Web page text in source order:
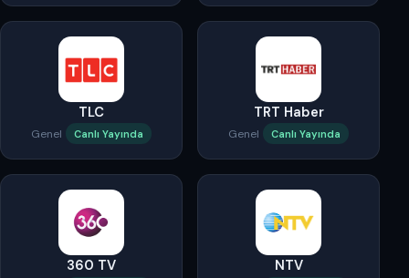
TLC
Genel Canlı Yayında
TRT Haber
Genel Canlı Yayında
360 TV NTV